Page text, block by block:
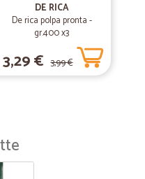
DE RICA
De rica polpa pronta -
gr.400 x3
3,29 € 3,99 €